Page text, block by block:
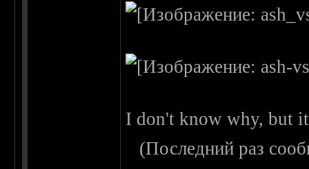
I don't know why, but
(Последний раз